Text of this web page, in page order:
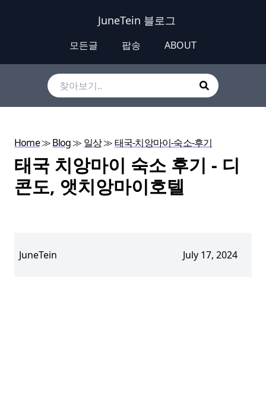
JuneTein 블로그
모든글 팝송 ABOUT
Home≫Blog≫ 일상≫태국-치앙마이-숙소-후기
태국 치앙마이 숙소 후기 - 디
콘도, 앳치앙마이호텔
JuneTein July 17, 2024